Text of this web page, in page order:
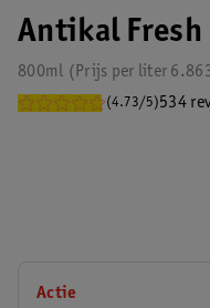
Antikal
800ml Prijs per liter
(4.73/5)534
Actie